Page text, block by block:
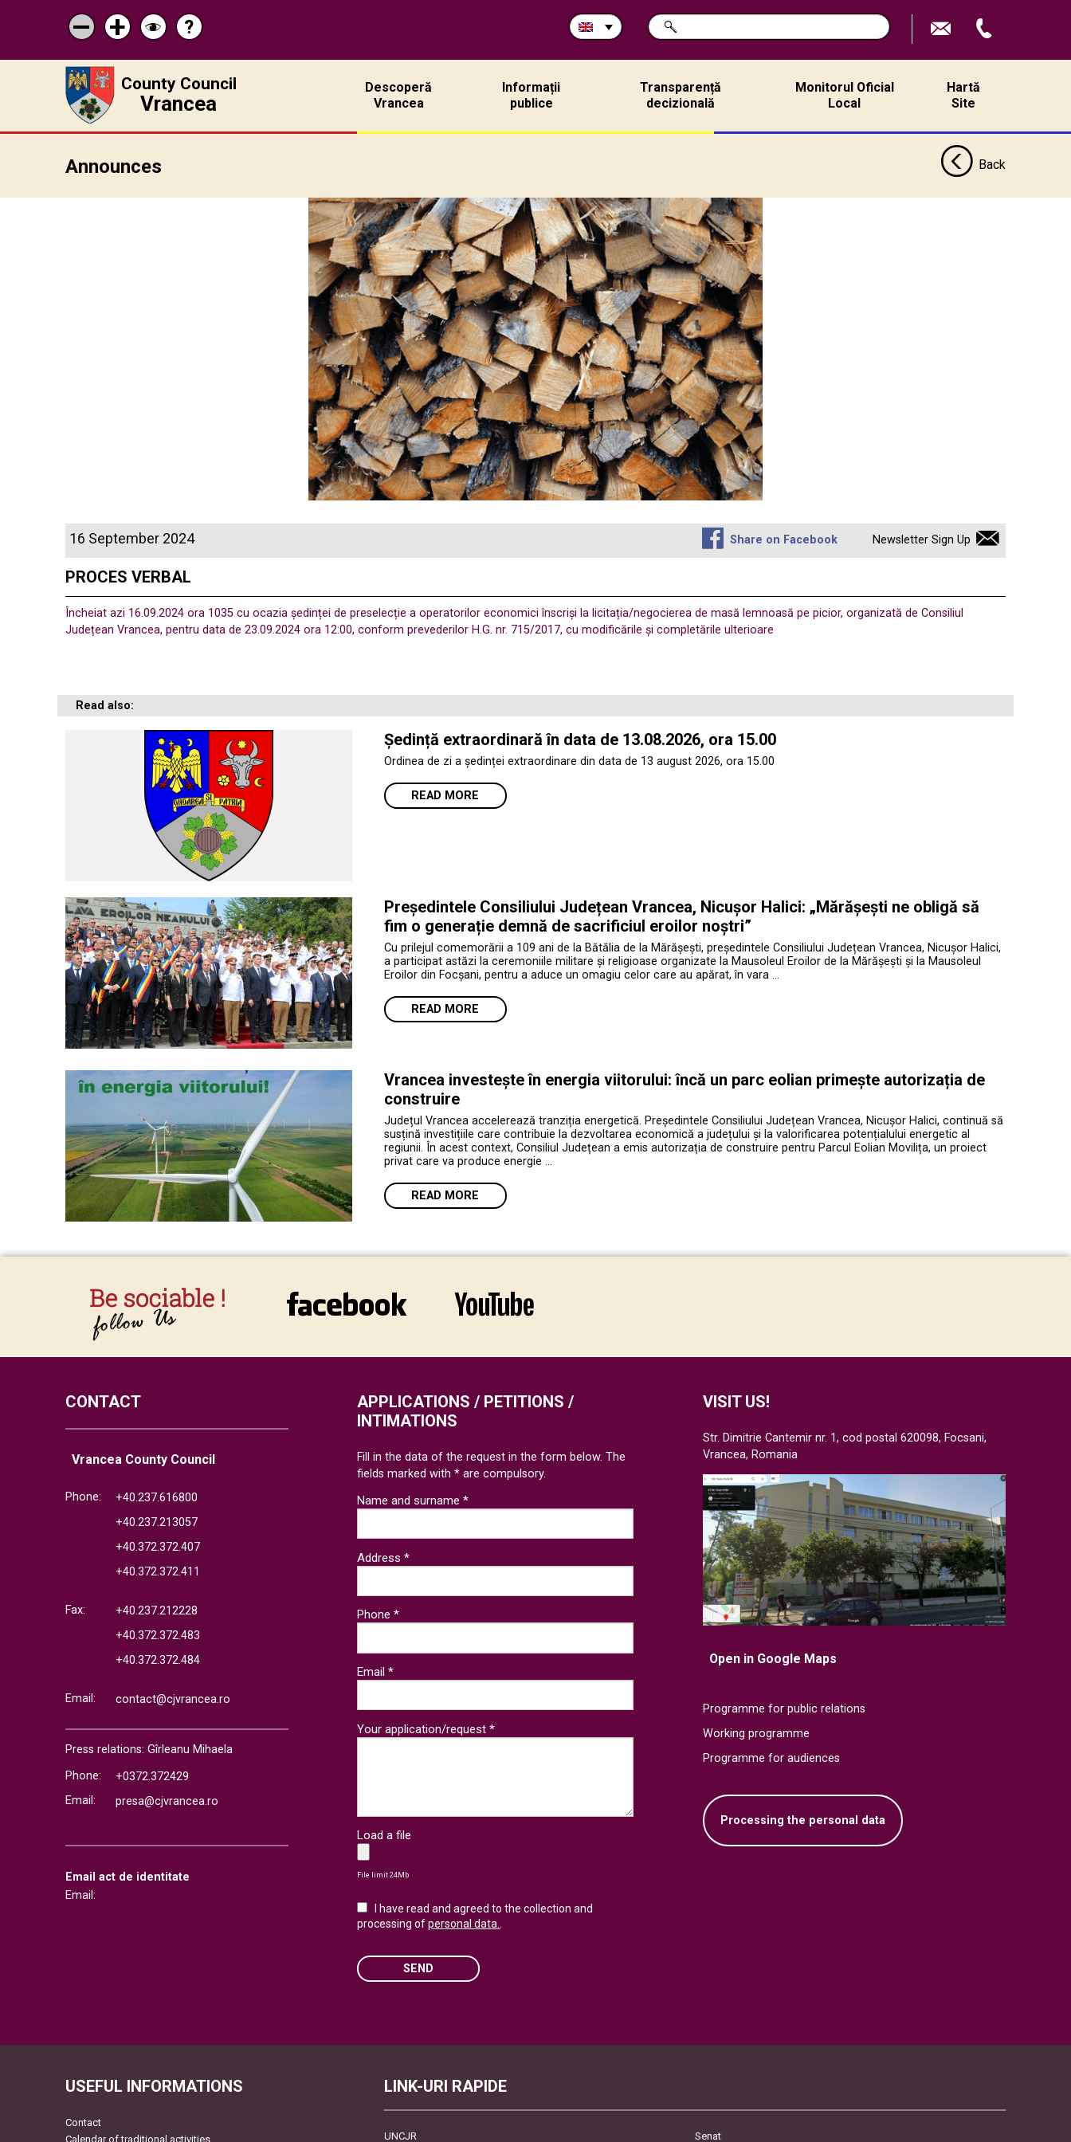
Micșorează
scrisul
Mărește
scrisul
Schimbă
contrastul
Help
?
Search
in
SEARCH
County Council
Vrancea
Descoperă
Vrancea
Informații
publice
Transparență
decizională
Monitorul Oficial
Local
Hartă
Site
Announces Back
16 September 2024 Share on Facebook Newsletter Sign Up
PROCES VERBAL
Încheiat azi 16.09.2024 ora 1035 cu ocazia ședinței de preselecție a operatorilor economici înscriși la licitația/negocierea de masă lemnoasă pe picior, organizată de Consiliul
Județean Vrancea, pentru data de 23.09.2024 ora 12:00, conform prevederilor H.G. nr. 715/2017, cu modificările și completările ulterioare
Read also:
Ședință extraordinară în data de 13.08.2026, ora 15.00
Ordinea de zi a ședinței extraordinare din data de 13 august 2026, ora 15.00
READ MORE
Președintele Consiliului Județean Vrancea, Nicușor Halici: „Mărășești ne obligă să
fim o generație demnă de sacrificiul eroilor noștri”
Cu prilejul comemorării a 109 ani de la Bătălia de la Mărășești, președintele Consiliului Județean Vrancea, Nicușor Halici,
a participat astăzi la ceremoniile militare și religioase organizate la Mausoleul Eroilor de la Mărășești și la Mausoleul
Eroilor din Focșani, pentru a aduce un omagiu celor care au apărat, în vara …
READ MORE
Vrancea investește în energia viitorului: încă un parc eolian primește autorizația de
construire
Județul Vrancea accelerează tranziția energetică. Președintele Consiliului Județean Vrancea, Nicușor Halici, continuă să
susțină investițiile care contribuie la dezvoltarea economică a județului și la valorificarea potențialului energetic al
regiunii. În acest context, Consiliul Județean a emis autorizația de construire pentru Parcul Eolian Movilița, un proiect
privat care va produce energie …
READ MORE
CONTACT
Vrancea County Council
Phone:
+40.237.616800
+40.237.213057
+40.372.372.407
+40.372.372.411
Fax:
+40.237.212228
+40.372.372.483
+40.372.372.484
Email: contact@cjvrancea.ro
Press relations: Gîrleanu Mihaela
Phone:
+0372.372429
Email:
presa@cjvrancea.ro
Email act de identitate
Email:
VISIT US!
Str. Dimitrie Cantemir nr. 1, cod postal 620098, Focsani,
Vrancea, Romania
Open in Google Maps
Programme for public relations
Working programme
Programme for audiences
Processing the personal data
APPLICATIONS / PETITIONS /
INTIMATIONS
Fill in the data of the request in the form below. The
fields marked with * are compulsory.
Name and surname *
Address *
Phone *
Email *
Your application/request *
Load a file
File limit 24Mb
I have read and agreed to the collection and
processing ofpersonal data..
SEND
USEFUL INFORMATIONS
Contact
Calendar of traditional activities
LINK-URI RAPIDE
UNCJR Senat